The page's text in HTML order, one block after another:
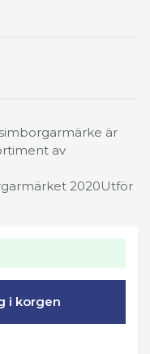
är
av
2020Utför
i korgen